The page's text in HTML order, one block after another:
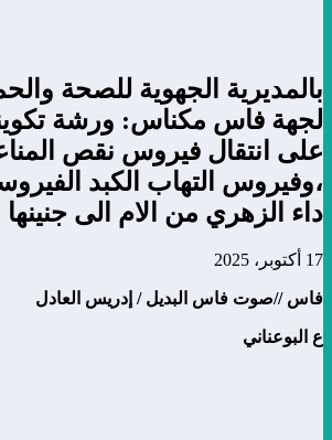
بالمديرية الجهوية للصحة
لجهة فاس مكناس: ورشة
على انتقال فيروس نقص
،وفيروس التهاب الكبد
داء الزهري من الام الى جنينها
17 أكتوبر، 2025
فاس //صوت فاس البديل / إدريس العادل
ع البوعناني